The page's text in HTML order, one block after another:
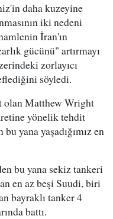
daha kuzeyine
iki nedeni
İran'ın
gücünü" artırmayı
zorlayıcı
söyledi.
olan Matthew Wright
yönelik tehdit
yana yaşadığımız en
bu yana sekiz tankeri
en az beşi Suudi, biri
bayraklı tanker 4
battı.